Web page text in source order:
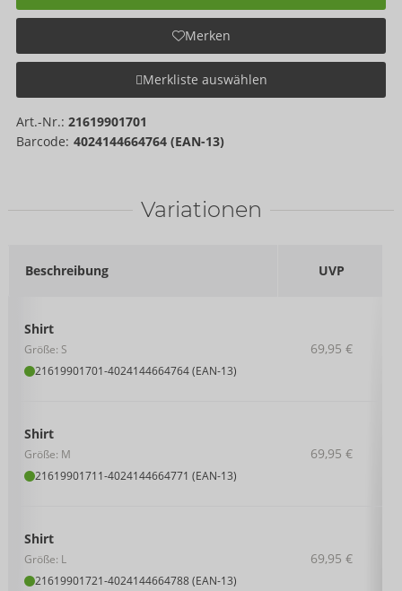
Merken
Merkliste auswählen
Art.-Nr.: 21619901701
Barcode: 4024144664764 (EAN-13)
Variationen
Beschreibung UVP
Shirt
Größe: S
21619901701-4024144664764 (EAN-13)
69,95 €
Shirt
Größe: M
21619901711-4024144664771 (EAN-13)
69,95 €
Shirt
Größe: L
21619901721-4024144664788 (EAN-13)
69,95 €